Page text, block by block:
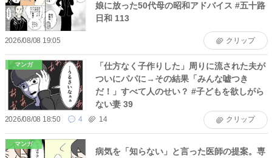
娘に放った50代母の昭和アドバイス #五十路
日和 113
2026/08/08 19:05 クリップ
マンガ
「仕方なく子作りした」周りに流された夫が
ついにパパに→その結果「みんな嘘つき
だ！」すべて人のせい？ #子どもを欲しがら
ない妻 39
2026/08/08 18:50 4 14 クリップ
マンガ
病気を「知らない」と言った医師の提案。専